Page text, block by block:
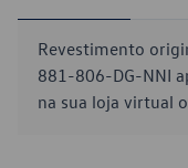
Revestimento
881-806-DG-NNI
na sua loja virtual